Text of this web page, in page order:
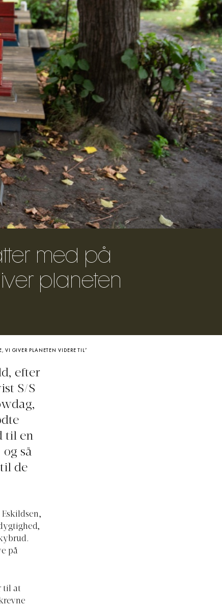
med på
planeten
VI GIVER PLANETEN VIDERE TIL”
efter
S/S
til en
så
de
på
til at